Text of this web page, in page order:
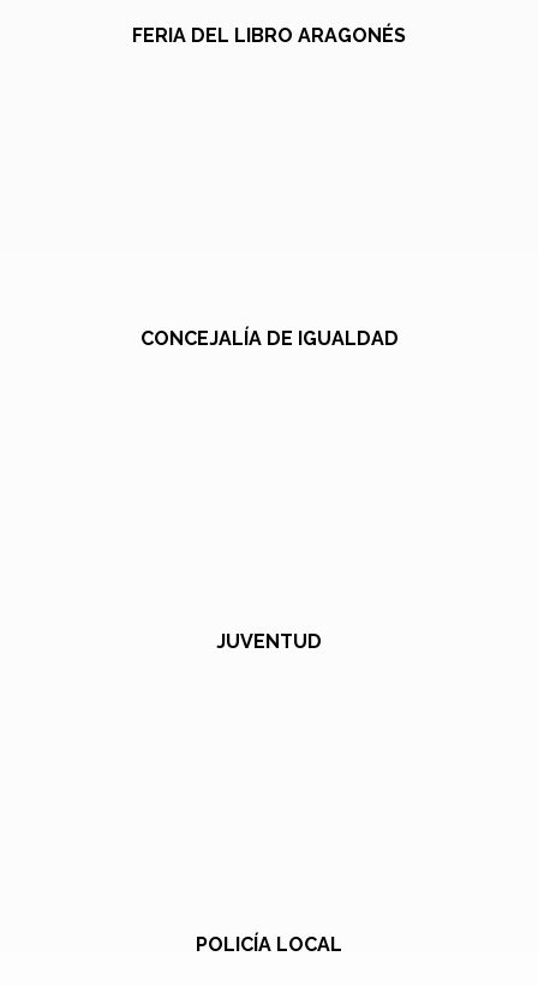
FERIA DEL LIBRO ARAGONÉS
CONCEJALÍA DE IGUALDAD
JUVENTUD
POLICÍA LOCAL